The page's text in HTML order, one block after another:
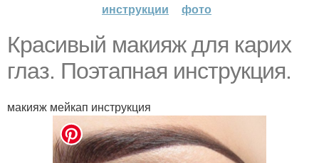
инструкции
фото
Красивый макияж для карих
глаз. Поэтапная инструкция.
макияж мейкап инструкция